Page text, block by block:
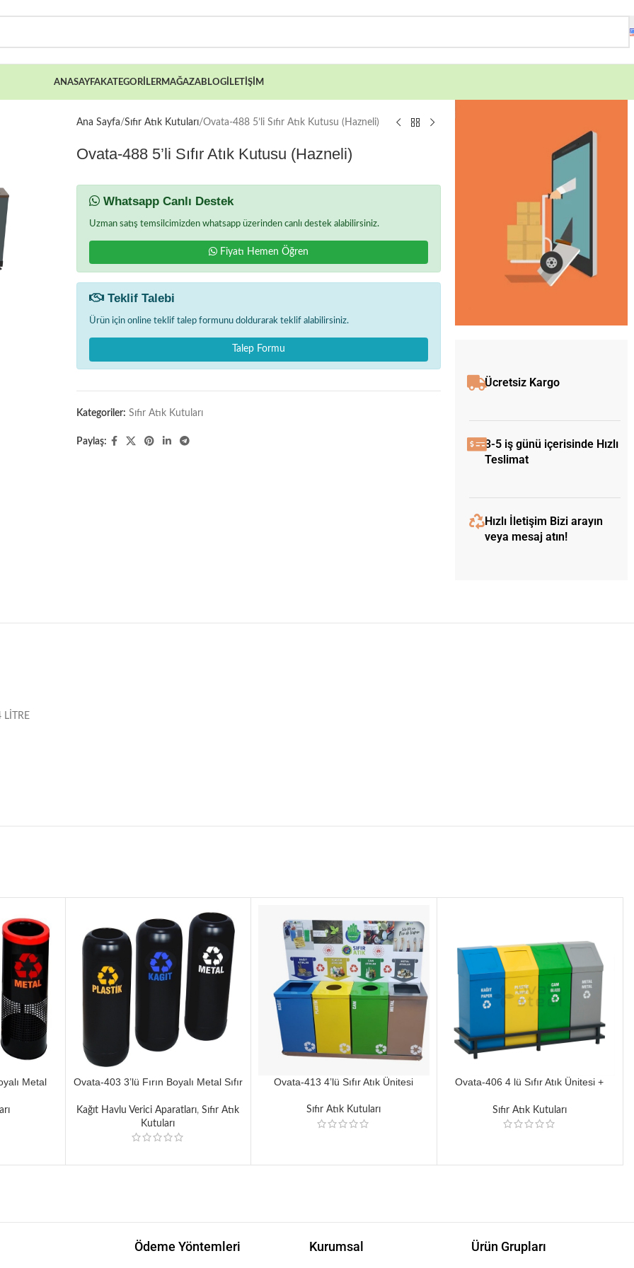
ANASAYFAKATEGORILERMAĞAZABLOGİLETIŞIM
Ana Sayfa Sıfır Atık Kutuları Ovata-488 5’li Sıfır Atık Kutusu (Hazneli)
Ovata-488 5’li Sıfır Atık Kutusu (Hazneli)
Whatsapp Canlı Destek
Uzman satış temsilcimizden whatsapp üzerinden canlı destek alabilirsiniz.
Fiyatı Hemen Öğren
Teklif Talebi
Ürün için online teklif talep formunu doldurarak teklif alabilirsiniz.
Talep Formu
Kategoriler: Sıfır Atık Kutuları
Paylaş:
Ücretsiz Kargo
3-5 iş günü içerisinde Hızlı
Teslimat
Hızlı İletişim Bizi arayın
veya mesaj atın!
LİTRE
Metal
Ovata-403 3’lü Fırın Boyalı Metal Sıfır
Kağıt Havlu Verici Aparatları,Sıfır Atık
Kutuları
Ovata-413 4’lü Sıfır Atık Ünitesi
Sıfır Atık Kutuları
Ovata-406 4 lü Sıfır Atık Ünitesi +
Sıfır Atık Kutuları
Ödeme Yöntemleri Kurumsal Ürün Grupları